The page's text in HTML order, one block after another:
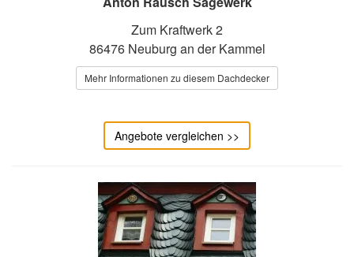
Zum Kraftwerk 2
86476 Neuburg an der Kammel
Mehr Informationen zu diesem Dachdecker
Angebote vergleichen >>